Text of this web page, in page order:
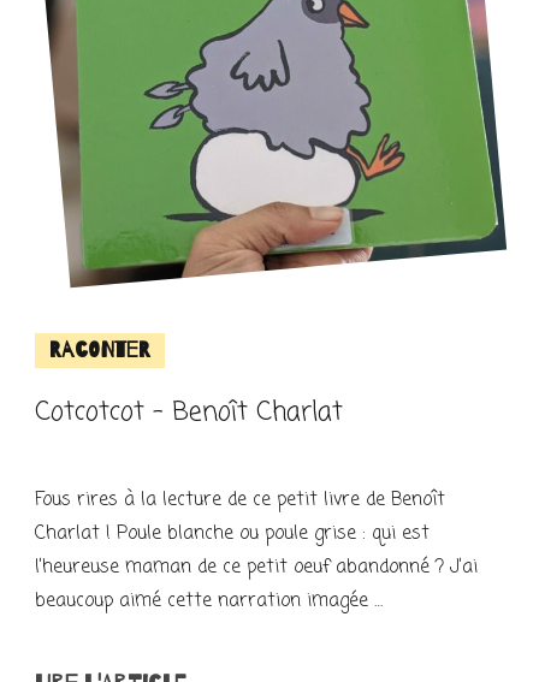
Raconter
Cotcotcot – Benoît Charlat
Fous rires à la lecture de ce petit livre de Benoît
Charlat ! Poule blanche ou poule grise : qui est
l’heureuse maman de ce petit oeuf abandonné ? J’ai
beaucoup aimé cette narration imagée …